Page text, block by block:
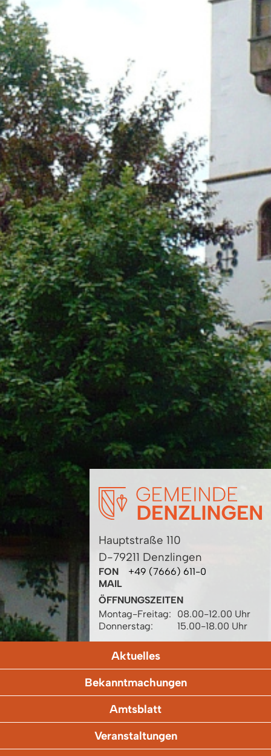
Hauptstraße 110
D-79211 Denzlingen
FON
+49 (7666) 611-0
MAIL
ÖFFNUNGSZEITEN
Montag-Freitag:
08.00-12.00 Uhr
Donnerstag:
15.00-18.00 Uhr
Aktuelles
Bekanntmachungen
Amtsblatt
Veranstaltungen